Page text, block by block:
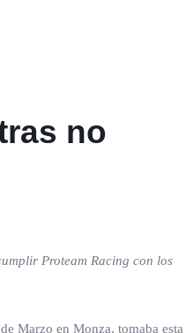
no
Proteam Racing con los
Marzo en Monza, tomaba